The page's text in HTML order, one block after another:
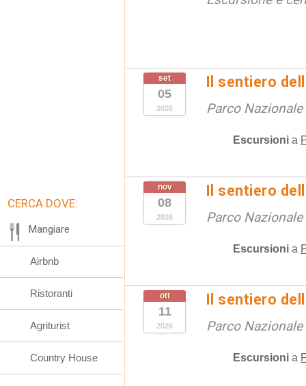
set
05
2026
Il sentiero
Parco
Escursioni a
nov
08
2026
Il sentiero
Parco
Escursioni a
ott
11
2026
Il sentiero
Parco
Escursioni a
CERCA DOVE:
Mangiare
Airbnb
Ristoranti
Agriturist
Country House